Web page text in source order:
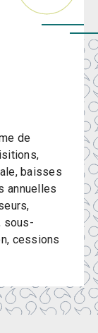
de
baisses
annuelles
sous-
cessions